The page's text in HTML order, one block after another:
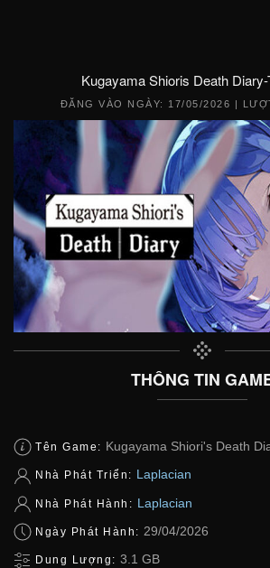
Kugayama Shioris Death
ĐĂNG VÀO NGÀY: 17/05/2026 |
THÔNG TIN
Tên Game: Kugayama Shiori's Death
Nhà Phát Triển: Laplacian
Nhà Phát Hành: Laplacian
Ngày Phát Hành: 29/04/2026
Dung Lượng: 3.1 GB